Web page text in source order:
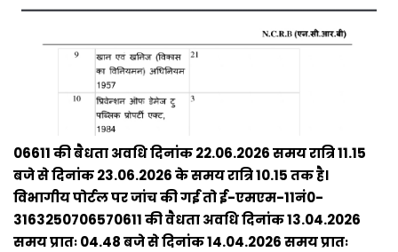
06611 की बैधता अवधि दिनांक 22.06.2026 समय रात्रि 11.15
बजे से दिनांक 23.06.2026 के समय रात्रि 10.15 तक है।
विभागीय पोर्टल पर जांच की गई तो ई-एमएम-11नं0-
3163250706570611 की वैधता अवधि दिनांक 13.04.2026
समय प्रातः 04.48 बजे से दिनांक 14.04.2026 समय प्रातः